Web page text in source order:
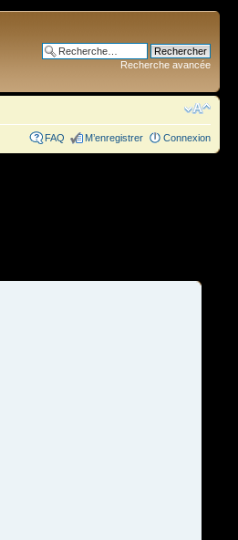
Recherche avancée
FAQ M’enregistrer Connexion